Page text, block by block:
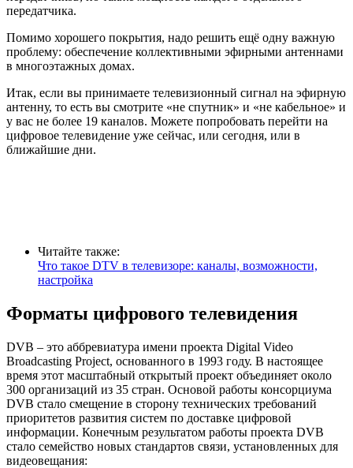
передатчика.
Помимо хорошего покрытия, надо решить ещё одну важную
проблему: обеспечение коллективными эфирными антеннами
в многоэтажных домах.
Итак, если вы принимаете телевизионный сигнал на эфирную
антенну, то есть вы смотрите «не спутник» и «не кабельное» и
у вас не более 19 каналов. Можете попробовать перейти на
цифровое телевидение уже сейчас, или сегодня, или в
ближайшие дни.
Читайте также:
Что такое DTV в телевизоре: каналы, возможности,
настройка
Форматы цифрового телевидения
DVB – это аббревиатура имени проекта Digital Video
Broadcasting Project, основанного в 1993 году. В настоящее
время этот масштабный открытый проект объединяет около
300 организаций из 35 стран. Основой работы консорциума
DVB стало смещение в сторону технических требований
приоритетов развития систем по доставке цифровой
информации. Конечным результатом работы проекта DVB
стало семейство новых стандартов связи, установленных для
видеовещания: